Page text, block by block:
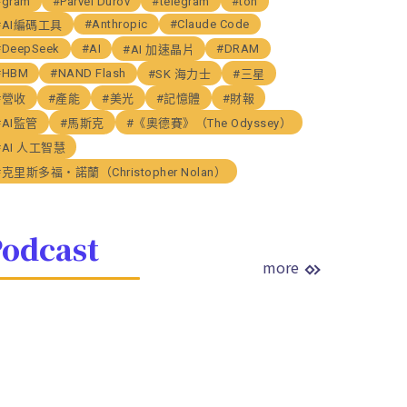
編碼工具
#Anthropic
#Claude Code
#AI #AI 加速晶片
#DRAM
#NAND Flash #SK 海力士
#三星
收
#產能 #美光 #記憶體
#財報
監管
#馬斯克
#《奧德賽》（The Odyssey）
人工智慧
里斯多福・諾蘭（Christopher Nolan）
more